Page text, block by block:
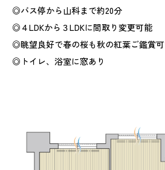
◎バス停から山科まで約20分
◎４LDKから３LDKに間取り変更可能
◎眺望良好で春の桜も秋の紅葉ご鑑賞
◎トイレ、浴室に窓あり